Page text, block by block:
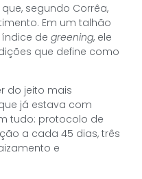
segundo Corrêa,
Em um talhão
de greening, ele
que define como
do jeito mais
já estava com
tudo: protocolo de
a cada 45 dias, três
e